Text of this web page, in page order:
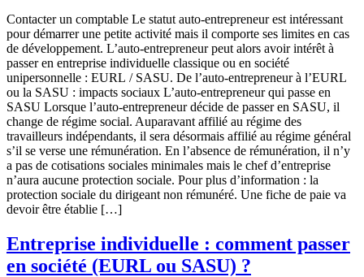
Contacter un comptable Le statut auto-entrepreneur est intéressant
pour démarrer une petite activité mais il comporte ses limites en cas
de développement. L’auto-entrepreneur peut alors avoir intérêt à
passer en entreprise individuelle classique ou en société
unipersonnelle : EURL / SASU. De l’auto-entrepreneur à l’EURL
ou la SASU : impacts sociaux L’auto-entrepreneur qui passe en
SASU Lorsque l’auto-entrepreneur décide de passer en SASU, il
change de régime social. Auparavant affilié au régime des
travailleurs indépendants, il sera désormais affilié au régime général
s’il se verse une rémunération. En l’absence de rémunération, il n’y
a pas de cotisations sociales minimales mais le chef d’entreprise
n’aura aucune protection sociale. Pour plus d’information : la
protection sociale du dirigeant non rémunéré. Une fiche de paie va
devoir être établie […]
Entreprise individuelle : comment passer
en société (EURL ou SASU) ?